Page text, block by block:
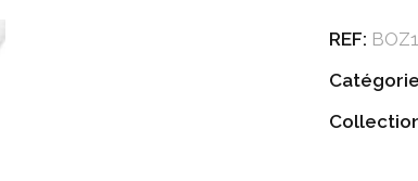
REF: BOZ1